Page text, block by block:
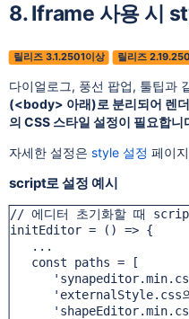
8. Iframe 사용 시
릴리즈 3.1.2501이상 릴리즈
다이얼로그, 풍선 팝업, 툴팁과
(<body> 아래)로 분리되어 렌
의 CSS 스타일 설정이 필요합니
자세한 설정은 style 설정 페이
script로 설정 예시
// 에디터 초기화할 때
initEditor = () => {
   ...
   const paths = [
'externalStyle.css